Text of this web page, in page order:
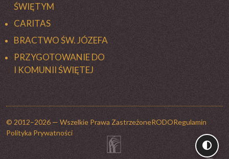
ŚWIĘTYM
CARITAS
BRACTWO ŚW. JÓZEFA
PRZYGOTOWANIE DO
I KOMUNII ŚWIĘTEJ
© 2012–2026 — Wszelkie Prawa ZastrzeżoneRODORegulamin
Polityka Prywatności